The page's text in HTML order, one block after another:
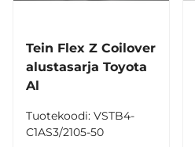
Tein Flex Z Coilover
alustasarja Toyota
Al
Tuotekoodi: VSTB4-
C1AS3/2105-50